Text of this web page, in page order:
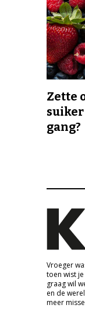
Zette
gang?
Vroeger
toen wist
graag wil
en de
meer